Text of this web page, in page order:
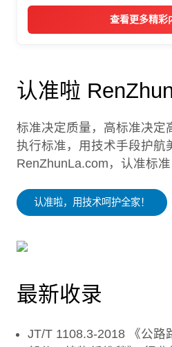
查看更多精彩
认准啦
标准决定质量，高标准决定
执行标准，用技术手段护航
RenZhunLa.com，认准标准
认准啦，用技术呵护全家！
最新收录
JT/T 1108.3-2018 《公路